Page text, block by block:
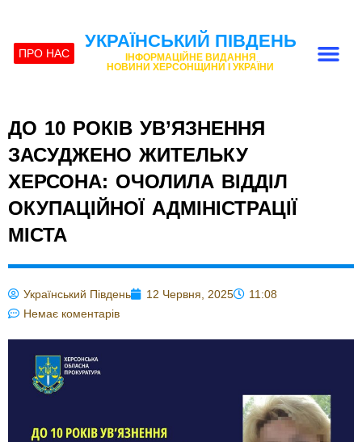
ПРО НАС
УКРАЇНСЬКИЙ ПІВДЕНЬ
ІНФОРМАЦІЙНЕ ВИДАННЯ
НОВИНИ ХЕРСОНЩИНИ І УКРАЇНИ
ДО 10 РОКІВ УВ’ЯЗНЕННЯ
ЗАСУДЖЕНО ЖИТЕЛЬКУ
ХЕРСОНА: ОЧОЛИЛА ВІДДІЛ
ОКУПАЦІЙНОЇ АДМІНІСТРАЦІЇ
МІСТА
Український Південь 12 Червня, 2025
11:08
Немає коментарів